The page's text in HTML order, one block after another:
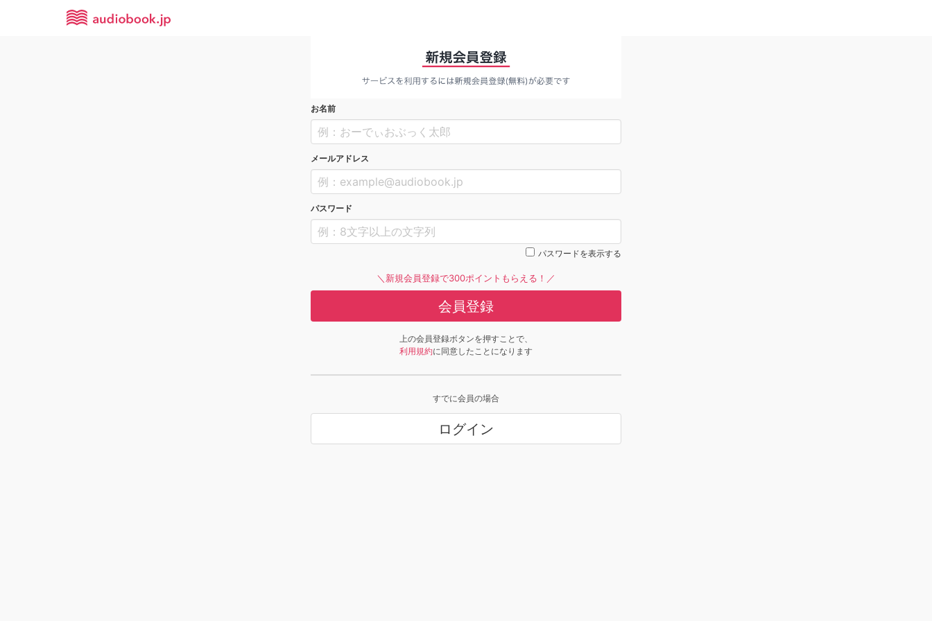
お名前
メールアドレス
パスワード
パスワードを表示する
＼新規会員登録で300ポイントもらえる！／
会員登録
上の会員登録ボタンを押すことで、
利用規約に同意したことになります
すでに会員の場合
ログイン